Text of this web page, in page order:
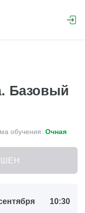
Базовый
обучения: Очная
10:30